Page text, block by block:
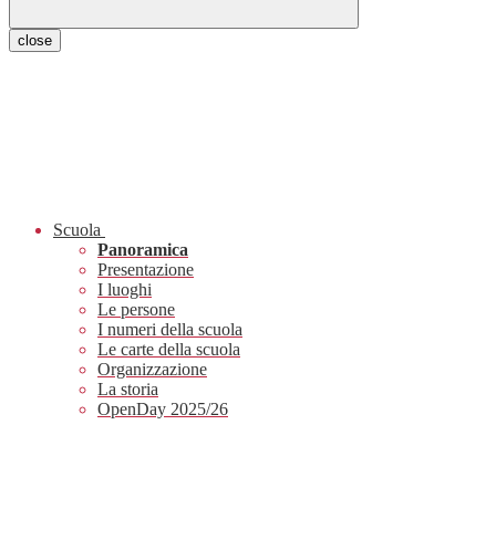
close
Scuola
Panoramica
Presentazione
I luoghi
Le persone
I numeri della scuola
Le carte della scuola
Organizzazione
La storia
OpenDay 2025/26